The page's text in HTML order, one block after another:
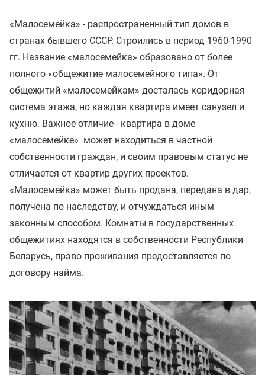
«Малосемейка» - распространенный тип домов в
странах бывшего СССР. Строились в период 1960-1990
гг. Название «малосемейка» образовано от более
полного «общежитие малосемейного типа». От
общежитий «малосемейкам» досталась коридорная
система этажа, но каждая квартира имеет санузел и
кухню. Важное отличие - квартира в доме
«малосемейке» может находиться в частной
собственности граждан, и своим правовым статус не
отличается от квартир других проектов.
«Малосемейка» может быть продана, передана в дар,
получена по наследству, и отчуждаться иным
законным способом. Комнаты в государственных
общежитиях находятся в собственности Республики
Беларусь, право проживания предоставляется по
договору найма.